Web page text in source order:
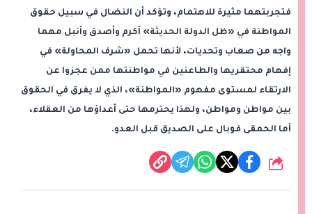
فتجربتهما مثيرة للاهتمام، وتؤكد أن النضال في سبيل حقوق
المواطنة في «ظل الدولة الحديثة» أكرم وأصدق وأنبل مهما
واجه من صعاب وتحديات، لأنها تحمل «شرف المحاولة» في
إفهام محتقريها والطاعنين في مواطنتها ممن عجزوا عن
الارتقاء لمستوى مفهوم «المواطنة»، الذي لا يفرق في الحقوق
بين مواطن ومواطن، ولهذا يحترمها حتى أعداؤها من العقلاء،
أما الحمقى فوبال على الصديق قبل العدو.
شارك